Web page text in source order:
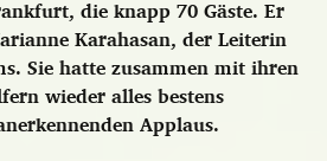
die knapp 70 Gäste. Er
Karahasan, der Leiterin
Sie hatte zusammen mit ihren
wieder alles bestens
Applaus.